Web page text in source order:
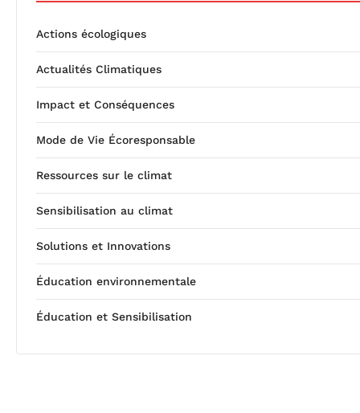
Actions écologiques
Actualités Climatiques
Impact et Conséquences
Mode de Vie Écoresponsable
Ressources sur le climat
Sensibilisation au climat
Solutions et Innovations
Éducation environnementale
Éducation et Sensibilisation